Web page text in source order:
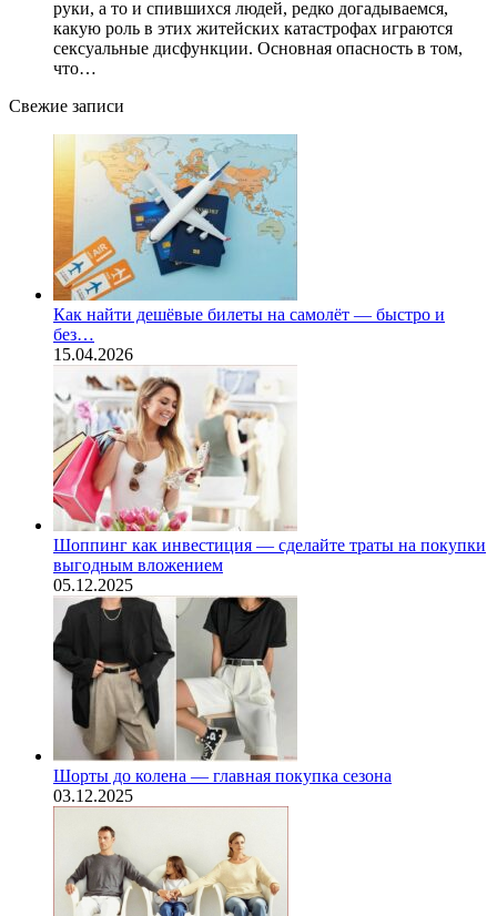
руки, а то и спившихся людей, редко догадываемся,
какую роль в этих житейских катастрофах играются
сексуальные дисфункции. Основная опасность в том,
что…
Свежие записи
Как найти дешёвые билеты на самолёт — быстро и
без…
15.04.2026
Шоппинг как инвестиция — сделайте траты на покупки
выгодным вложением
05.12.2025
Шорты до колена — главная покупка сезона
03.12.2025